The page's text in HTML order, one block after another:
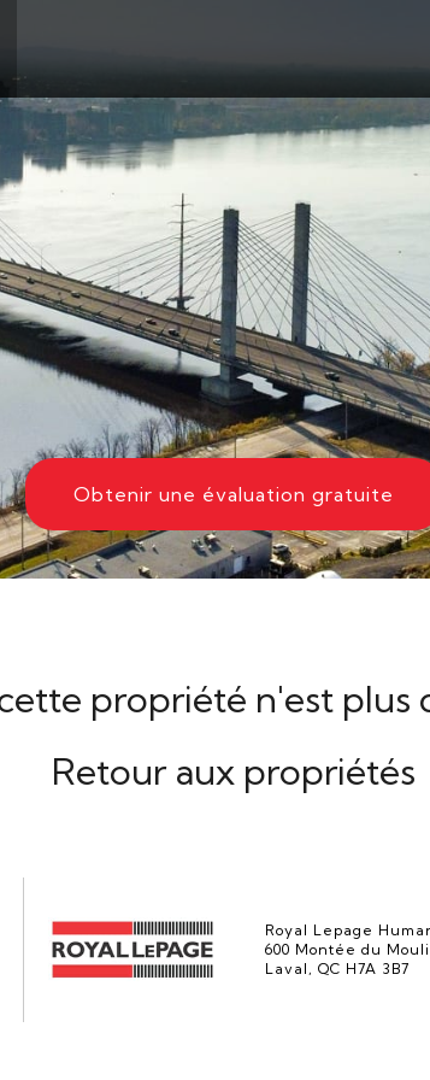
Obtenir une évaluation gratuite
propriété n'est plus
Retour aux propriétés
Royal Lepage
600 Montée du
Laval, QC H7A 3B7